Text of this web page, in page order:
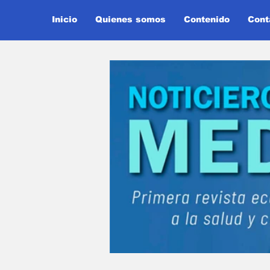
Inicio Quienes somos Contenido